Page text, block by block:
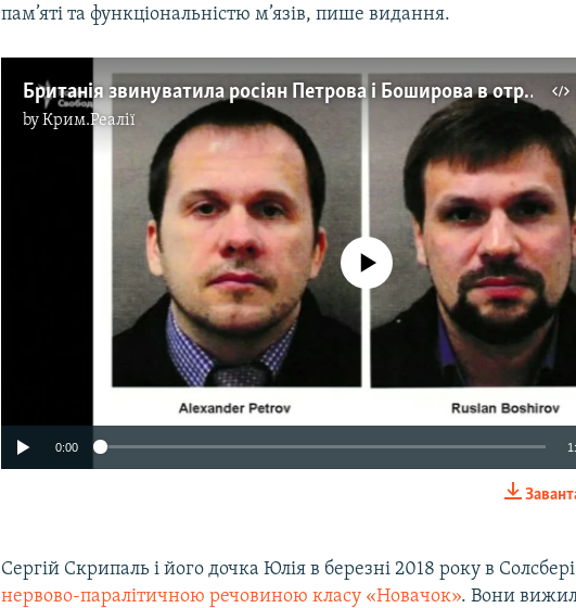
пам’яті та функціональністю м’язів, пише видання.
Британія звинуватила росіян Петрова і Боширова в отруєнні Скрипалів – відео
byКрим.Реалії
No media source currently available
0:00
Сергій Скрипаль і його дочка Юлія в березні 2018 року в Солсбері
нервово-паралітичною речовиною класу «Новачок». Вони